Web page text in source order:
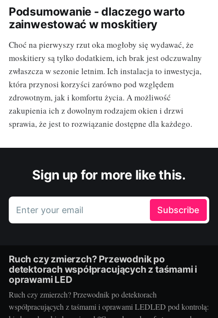
Podsumowanie - dlaczego warto
zainwestować w moskitiery
Choć na pierwyszy rzut oka mogłoby się wydawać, że
moskitiery są tylko dodatkiem, ich brak jest odczuwalny
zwłaszcza w sezonie letnim. Ich instalacja to inwestycja,
która przynosi korzyści zarówno pod względem
zdrowotnym, jak i komfortu życia. A możliwość
zakupienia ich z dowolnym rodzajem okien i drzwi
sprawia, że jest to rozwiązanie dostępne dla każdego.
Sign up for more like this.
Enter your email Subscribe
Ruch czy zmierzch? Przewodnik po
detektorach współpracujących z taśmami i
oprawami LED
Ruch czy zmierzch? Przewodnik po detektorach
współpracujących z taśmami i oprawami LEDLED pod kontrolą: